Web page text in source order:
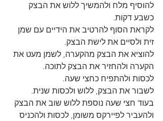
להוסיף מלח ולהמשיך ללוש את הבצק
כשבע דקות.
לקראת הסוף להרטיב את הידיים עם שמן
זית ולסיים את לישת הבצק.
להוציא את הבצק מהקערה, לשמן מעט את
הקערה ולהחזיר את הבצק לתוכה.
לכסות ולהתפיח כחצי שעה.
לשבור את הבצק, ללוש ולכסות שנית.
בעוד חצי שעה נוספת ללוש שוב את הבצק
ולהעביר לפיירקס משומן, לכסות ולהכניס